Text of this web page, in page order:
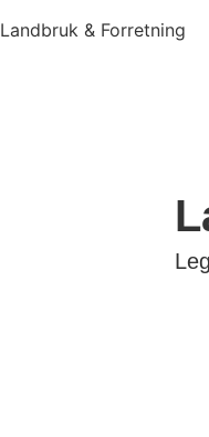
Landbruk & Forretning